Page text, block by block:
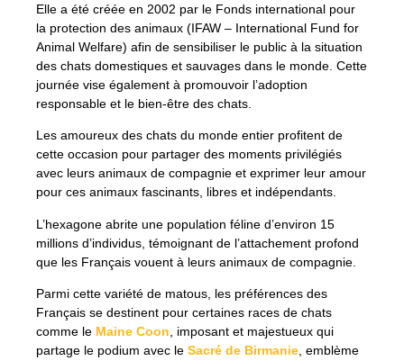
Elle a été créée en 2002 par le Fonds international pour
la protection des animaux (IFAW – International Fund for
Animal Welfare) afin de sensibiliser le public à la situation
des chats domestiques et sauvages dans le monde. Cette
journée vise également à promouvoir l’adoption
responsable et le bien-être des chats.
Les amoureux des chats du monde entier profitent de
cette occasion pour partager des moments privilégiés
avec leurs animaux de compagnie et exprimer leur amour
pour ces animaux fascinants, libres et indépendants.
L’hexagone abrite une population féline d’environ 15
millions d’individus, témoignant de l’attachement profond
que les Français vouent à leurs animaux de compagnie.
Parmi cette variété de matous, les préférences des
Français se destinent pour certaines races de chats
comme le Maine Coon , imposant et majestueux qui
partage le podium avec le Sacré de Birmanie , emblème